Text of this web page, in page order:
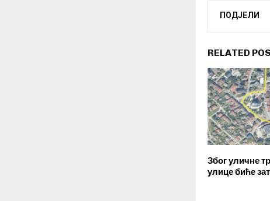
ПОДЈЕЛИ
RELATED
Због уличне
улице биће